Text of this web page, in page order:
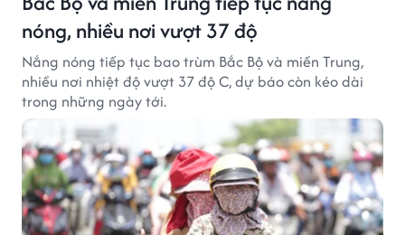
nóng, nhiều nơi vượt 37 độ
Nắng nóng tiếp tục bao trùm Bắc Bộ và miền Trung,
nhiều nơi nhiệt độ vượt 37 độ C, dự báo còn kéo dài
trong những ngày tới.